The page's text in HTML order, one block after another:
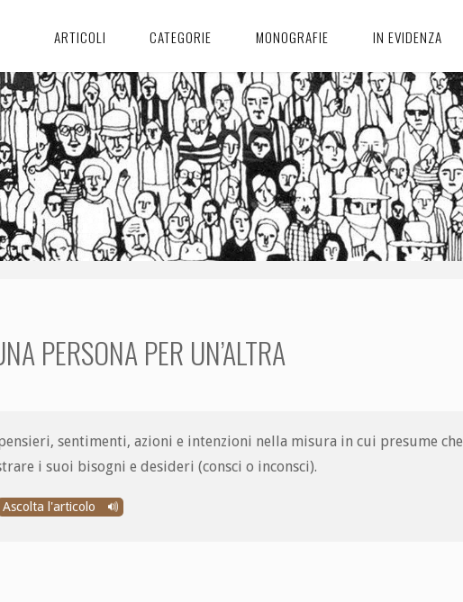
ARTICOLI CATEGORIE MONOGRAFIE IN EVIDENZA
PERSONA PER UN’ALTRA
sentimenti, azioni e intenzioni nella misura in cui presume che
i suoi bisogni e desideri (consci o inconsci).
Ascolta l'articolo